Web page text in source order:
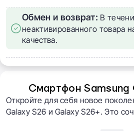
Обмен и возврат: В
неактивированного товара
качества.
Смартфон Samsung
Откройте для себя новое
Galaxy S26 и Galaxy S26+. Это